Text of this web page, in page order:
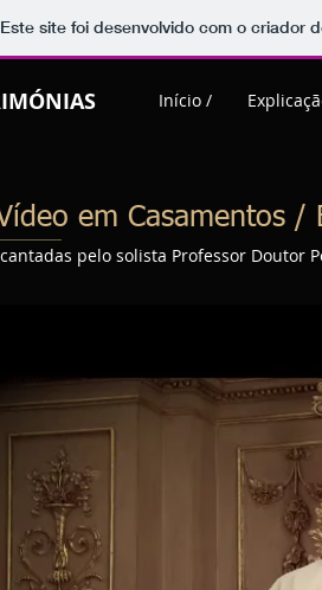
Este site foi desenvolvido com o criador
Início /
em Casamentos /
pelo solista Professor Doutor